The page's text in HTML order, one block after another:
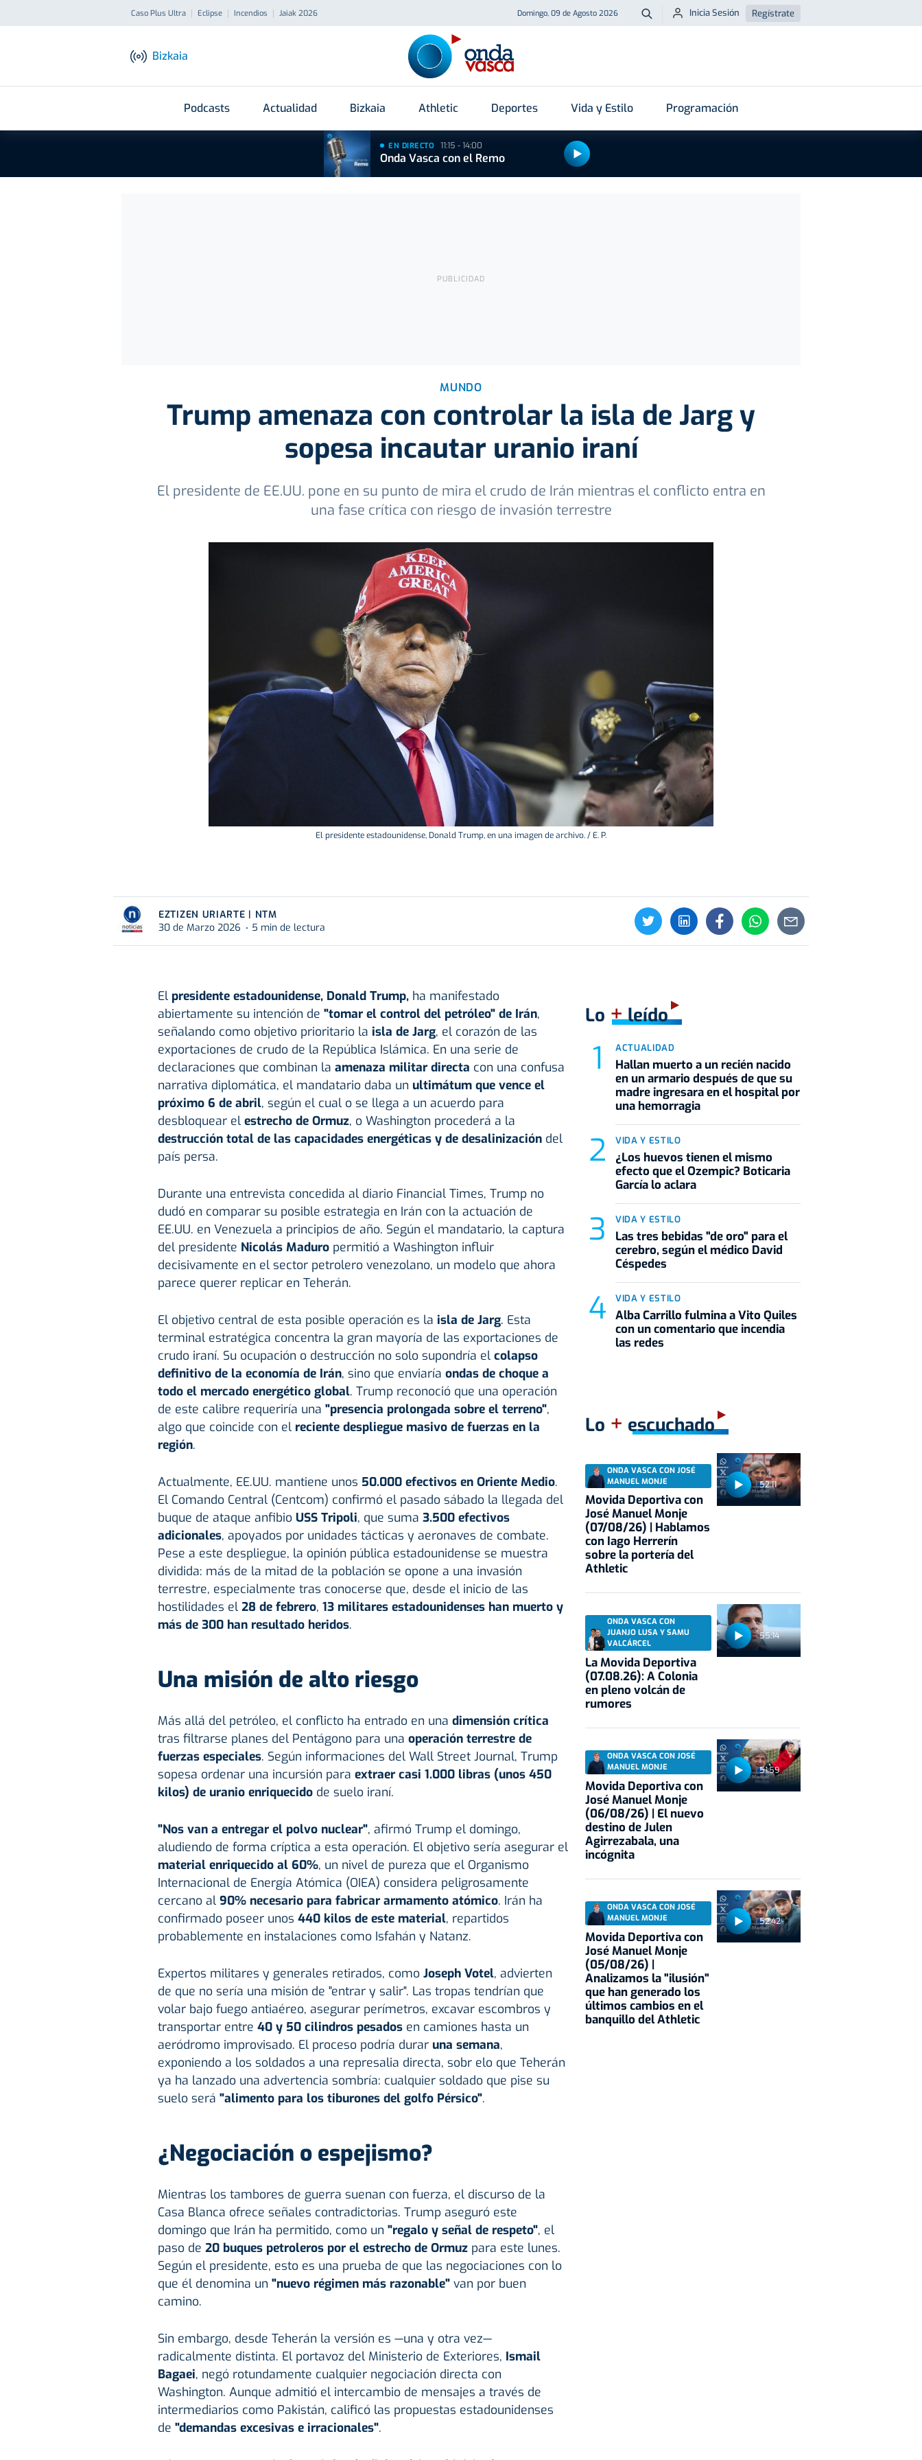
Caso Plus Ultra Eclipse Incendios Jaiak 2026 Domingo, 09 de Agosto 2026 Buscar
Inicia Sesión Regístrate
Bizkaia
Podcasts Actualidad Bizkaia Athletic Deportes Vida y Estilo Programación
EN DIRECTO 11:15 - 14:00
Onda Vasca con el Remo
MUNDO
Trump amenaza con controlar la isla de Jarg y
sopesa incautar uranio iraní
El presidente de EE.UU. pone en su punto de mira el crudo de Irán mientras el conflicto entra en
una fase crítica con riesgo de invasión terrestre
El presidente estadounidense, Donald Trump, en una imagen de archivo. / E. P.
EZTIZEN URIARTE | NTM
30 de Marzo 2026
5 min de lectura
El presidente estadounidense, Donald Trump, ha manifestado
abiertamente su intención de "tomar el control del petróleo" de Irán,
señalando como objetivo prioritario la isla de Jarg, el corazón de las
exportaciones de crudo de la República Islámica. En una serie de
declaraciones que combinan la amenaza militar directa con una confusa
narrativa diplomática, el mandatario daba un ultimátum que vence el
próximo 6 de abril, según el cual o se llega a un acuerdo para
desbloquear el estrecho de Ormuz, o Washington procederá a la
destrucción total de las capacidades energéticas y de desalinizacióndel
país persa.
Durante una entrevista concedida al diario Financial Times, Trump no
dudó en comparar su posible estrategia en Irán con la actuación de
EE.UU. en Venezuela a principios de año. Según el mandatario, la captura
del presidente Nicolás Maduropermitió a Washington influir
decisivamente en el sector petrolero venezolano, un modelo que ahora
parece querer replicar en Teherán.
El objetivo central de esta posible operación es la isla de Jarg. Esta
terminal estratégica concentra la gran mayoría de las exportaciones de
crudo iraní. Su ocupación o destrucción no solo supondría el colapso
definitivo de la economía de Irán, sino que enviaría ondas de choque a
todo el mercado energético global. Trump reconoció que una operación
de este calibre requeriría una "presencia prolongada sobre el terreno",
algo que coincide con el reciente despliegue masivo de fuerzas en la
región.
Actualmente, EE.UU. mantiene unos 50.000 efectivos en Oriente Medio.
El Comando Central (Centcom) confirmó el pasado sábado la llegada del
buque de ataque anfibio USS Tripoli, que suma 3.500 efectivos
adicionales, apoyados por unidades tácticas y aeronaves de combate.
Pese a este despliegue, la opinión pública estadounidense se muestra
dividida: más de la mitad de la población se opone a una invasión
terrestre, especialmente tras conocerse que, desde el inicio de las
hostilidades el 28 de febrero, 13 militares estadounidenses han muerto y
más de 300 han resultado heridos.
Una misión de alto riesgo
Más allá del petróleo, el conflicto ha entrado en una dimensión crítica
tras filtrarse planes del Pentágono para una operación terrestre de
fuerzas especiales. Según informaciones del Wall Street Journal, Trump
sopesa ordenar una incursión para extraer casi 1.000 libras (unos 450
kilos) de uranio enriquecidode suelo iraní.
"Nos van a entregar el polvo nuclear", afirmó Trump el domingo,
aludiendo de forma críptica a esta operación. El objetivo sería asegurar el
material enriquecido al 60%, un nivel de pureza que el Organismo
Internacional de Energía Atómica (OIEA) considera peligrosamente
cercano al 90% necesario para fabricar armamento atómico. Irán ha
confirmado poseer unos 440 kilos de este material, repartidos
probablemente en instalaciones como Isfahán y Natanz.
Expertos militares y generales retirados, como Joseph Votel, advierten
de que no sería una misión de "entrar y salir". Las tropas tendrían que
volar bajo fuego antiaéreo, asegurar perímetros, excavar escombros y
transportar entre 40 y 50 cilindros pesadosen camiones hasta un
aeródromo improvisado. El proceso podría durar una semana,
exponiendo a los soldados a una represalia directa, sobr elo que Teherán
ya ha lanzado una advertencia sombría: cualquier soldado que pise su
suelo será "alimento para los tiburones del golfo Pérsico".
¿Negociación o espejismo?
Mientras los tambores de guerra suenan con fuerza, el discurso de la
Casa Blanca ofrece señales contradictorias. Trump aseguró este
domingo que Irán ha permitido, como un "regalo y señal de respeto", el
paso de 20 buques petroleros por el estrecho de Ormuzpara este lunes.
Según el presidente, esto es una prueba de que las negociaciones con lo
que él denomina un "nuevo régimen más razonable"van por buen
camino.
Sin embargo, desde Teherán la versión es —una y otra vez—
radicalmente distinta. El portavoz del Ministerio de Exteriores, Ismail
Bagaei, negó rotundamente cualquier negociación directa con
Washington. Aunque admitió el intercambio de mensajes a través de
intermediarios como Pakistán, calificó las propuestas estadounidenses
de "demandas excesivas e irracionales".
Lo +leído
ACTUALIDAD
Hallan muerto a un recién nacido
en un armario después de que su
madre ingresara en el hospital por
una hemorragia
VIDA Y ESTILO
¿Los huevos tienen el mismo
efecto que el Ozempic? Boticaria
García lo aclara
VIDA Y ESTILO
Las tres bebidas "de oro" para el
cerebro, según el médico David
Céspedes
VIDA Y ESTILO
Alba Carrillo fulmina a Vito Quiles
con un comentario que incendia
las redes
Lo + escuchado
52:11
ONDA VASCA CON JOSÉ
MANUEL MONJE
Movida Deportiva con
José Manuel Monje
(07/08/26) | Hablamos
con Iago Herrerín
sobre la portería del
Athletic
55:14
ONDA VASCA CON
JUANJO LUSA Y SAMU
VALCÁRCEL
La Movida Deportiva
(07.08.26): A Colonia
en pleno volcán de
rumores
51:59
ONDA VASCA CON JOSÉ
MANUEL MONJE
Movida Deportiva con
José Manuel Monje
(06/08/26) | El nuevo
destino de Julen
Agirrezabala, una
incógnita
52:42
ONDA VASCA CON JOSÉ
MANUEL MONJE
Movida Deportiva con
José Manuel Monje
(05/08/26) |
Analizamos la "ilusión"
que han generado los
últimos cambios en el
banquillo del Athletic